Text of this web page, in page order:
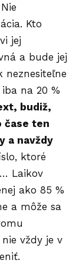
Kto
jej
a bude jej
neznesiteľne
na 20 %
budiž,
čase ten
a navždy
ktoré
Laikov
ako 85 %
a môže sa
vždy je v